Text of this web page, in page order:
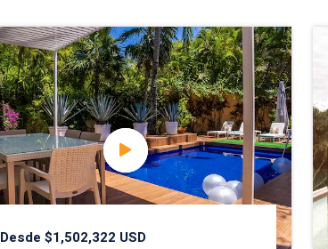
Desde $1,502,322 USD